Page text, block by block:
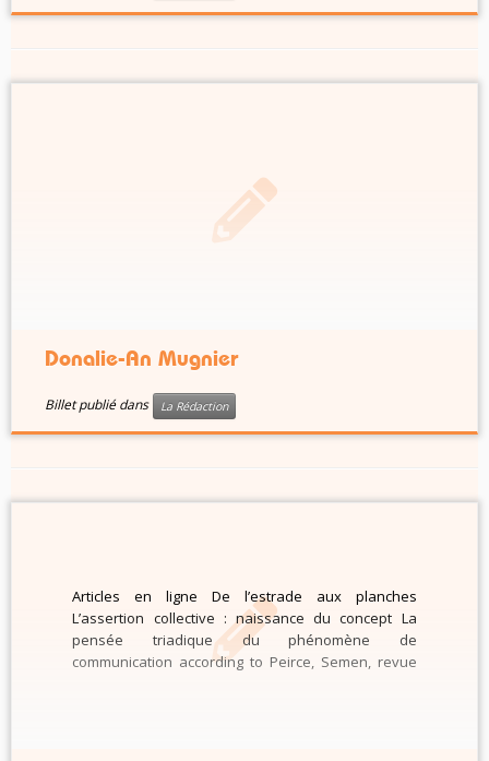
Donalie-An Mugnier
Billet publié dans La Rédaction
Articles en ligne De l’estrade aux planches
L’assertion collective : naissance du concept La
pensée triadique du phénomène de
communication according to Peirce, Semen, revue